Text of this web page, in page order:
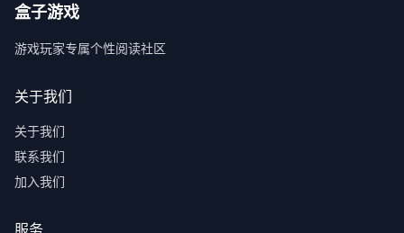
盒子游戏
游戏玩家专属个性阅读社区
关于我们
关于我们
联系我们
加入我们
服务